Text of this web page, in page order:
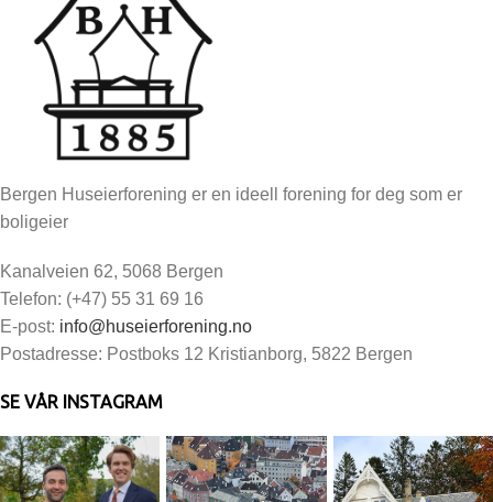
Bergen Huseierforening er en ideell forening for deg som er
boligeier
Kanalveien 62, 5068 Bergen
Telefon: (+47) 55 31 69 16
E-post: info@huseierforening.no
Postadresse: Postboks 12 Kristianborg, 5822 Bergen
SE VÅR INSTAGRAM